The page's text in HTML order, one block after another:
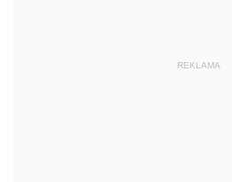
REKLAMA